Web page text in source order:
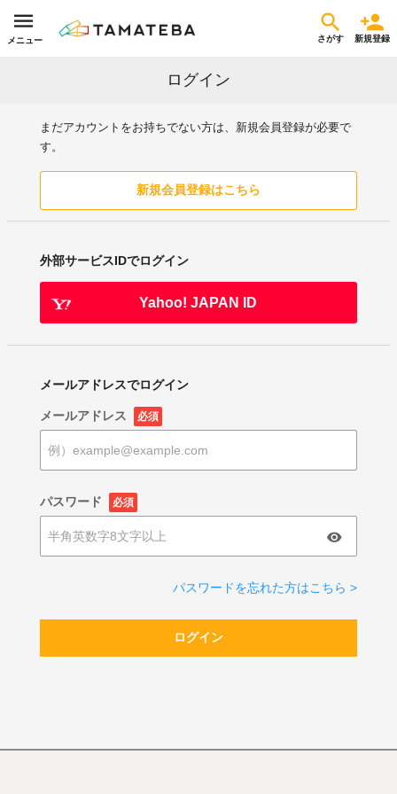
メニュー さがす 新規登録
ログイン
まだアカウントをお持ちでない方は、新規会員登録が必要で
す。
新規会員登録はこちら
外部サービスIDでログイン
Yahoo! JAPAN ID
メールアドレスでログイン
メールアドレス 必須
パスワード 必須
パスワードを忘れた方はこちら >
ログイン